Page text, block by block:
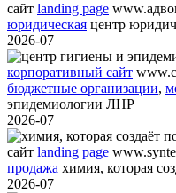
сайт landing page
юридическая центр
2026-07
корпоративный сайт
бюджетные организации,
эпидемиологии ЛНР
2026-07
сайт landing page
продажа химия, которая
2026-07